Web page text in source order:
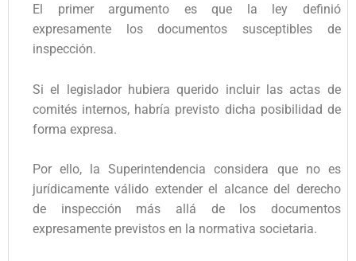
El primer argumento es que la ley definió
expresamente los documentos susceptibles de
inspección.
Si el legislador hubiera querido incluir las actas de
comités internos, habría previsto dicha posibilidad de
forma expresa.
Por ello, la Superintendencia considera que no es
jurídicamente válido extender el alcance del derecho
de inspección más allá de los documentos
expresamente previstos en la normativa societaria.